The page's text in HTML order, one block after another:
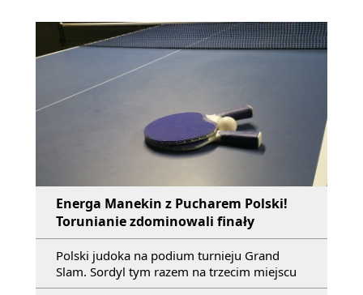
Energa Manekin z Pucharem Polski!
Torunianie zdominowali finały
Polski judoka na podium turnieju Grand
Slam. Sordyl tym razem na trzecim miejscu